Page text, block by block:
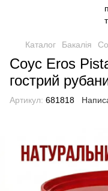
Каталог Бакалія
Соус Eros
гострий
Артикул: 681818